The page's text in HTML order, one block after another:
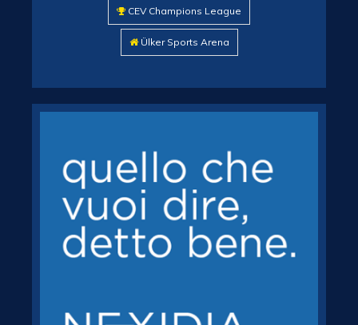
CEV Champions League
Ülker Sports Arena